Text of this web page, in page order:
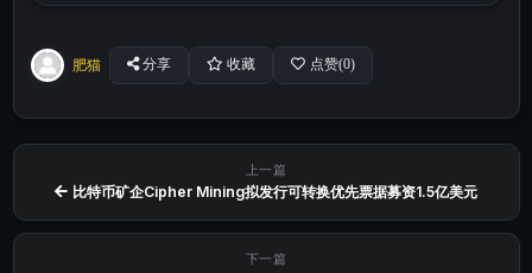
肥猫 分享 收藏 点赞(0)
上一篇
比特币矿企Cipher Mining拟发行可转换优先票据募资1.5亿美元
下一篇